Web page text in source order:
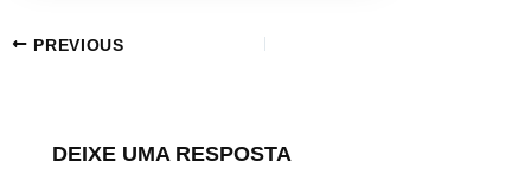
PREVIOUS
DEIXE UMA RESPOSTA